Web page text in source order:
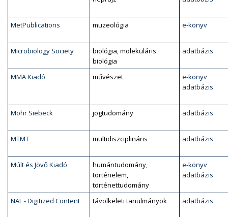
MetPublications muzeológia e-könyv
Microbiology Society
biológia, molekuláris
biológia
adatbázis
MMA Kiadó művészet
e-könyv
adatbázis
Mohr Siebeck jogtudomány adatbázis
MTMT multidiszciplináris adatbázis
Múlt és Jövő Kiadó
humántudomány,
történelem,
történettudomány
e-könyv
adatbázis
NAL - Digitized Content távolkeleti tanulmányok adatbázis